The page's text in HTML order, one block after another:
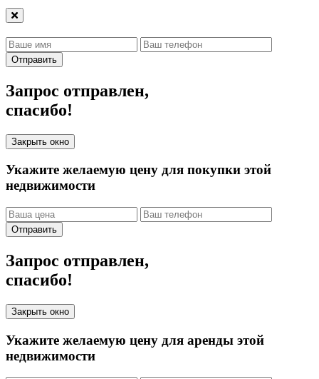
Отправить
Запрос отправлен,
спасибо!
Закрыть окно
Укажите желаемую цену для покупки этой
недвижимости
Отправить
Запрос отправлен,
спасибо!
Закрыть окно
Укажите желаемую цену для аренды этой
недвижимости